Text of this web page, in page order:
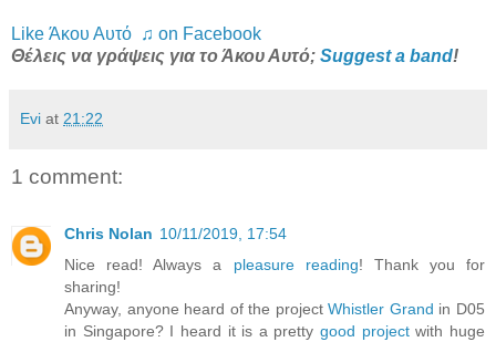
Like Άκου Αυτό ♫ on Facebook
Θέλεις να γράψεις για το Άκου Αυτό; Suggest a band!
Evi at 21:22
1 comment:
Chris Nolan 10/11/2019, 17:54
Nice read! Always a pleasure reading! Thank you for
sharing!
Anyway, anyone heard of the projectWhistler Grand in D05
in Singapore? I heard it is a prettygood projectwith huge